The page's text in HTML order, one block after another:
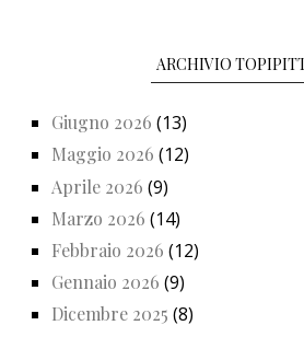
ARCHIVIO
Giugno 2026 (13)
Maggio 2026 (12)
Aprile 2026 (9)
Marzo 2026 (14)
Febbraio 2026 (12)
Gennaio 2026 (9)
Dicembre 2025 (8)